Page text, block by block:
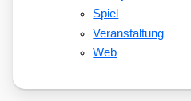
Spiel
Veranstaltung
Web